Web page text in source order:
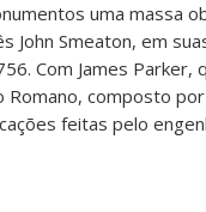
uma massa
John Smeaton, em
Com James
composto
feitas pelo